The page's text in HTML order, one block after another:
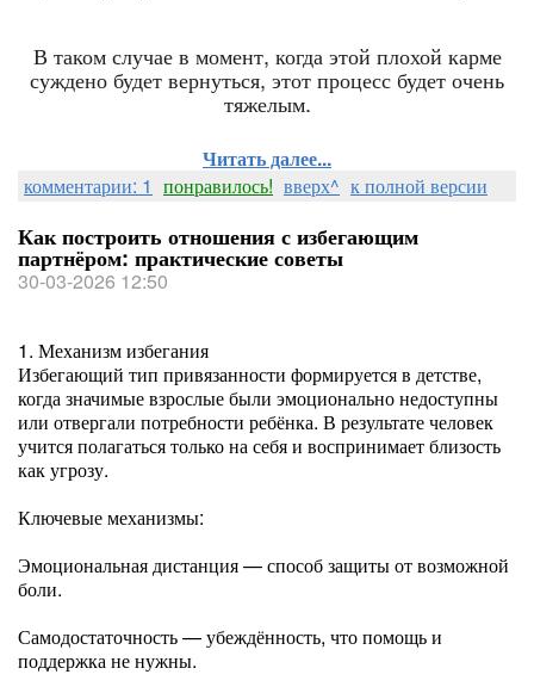
В таком случае в момент, когда этой плохой карме
суждено будет вернуться, этот процесс будет очень
тяжелым.
Читать далее...
комментарии: 1 понравилось! вверх^ к полной версии
Как построить отношения с избегающим
партнёром: практические советы
30-03-2026 12:50
1. Механизм избегания
Избегающий тип привязанности формируется в детстве,
когда значимые взрослые были эмоционально недоступны
или отвергали потребности ребёнка. В результате человек
учится полагаться только на себя и воспринимает близость
как угрозу.
Ключевые механизмы:
Эмоциональная дистанция — способ защиты от возможной
боли.
Самодостаточность — убеждённость, что помощь и
поддержка не нужны.